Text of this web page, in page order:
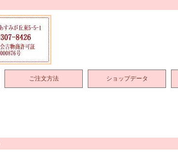
ご注文方法 ショップデータ